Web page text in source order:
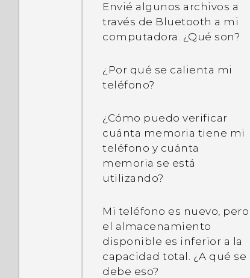
Envié algunos archivos a
través de Bluetooth a mi
computadora. ¿Qué son?
¿Por qué se calienta mi
teléfono?
¿Cómo puedo verificar
cuánta memoria tiene mi
teléfono y cuánta
memoria se está
utilizando?
Mi teléfono es nuevo, pero
el almacenamiento
disponible es inferior a la
capacidad total. ¿A qué se
debe eso?